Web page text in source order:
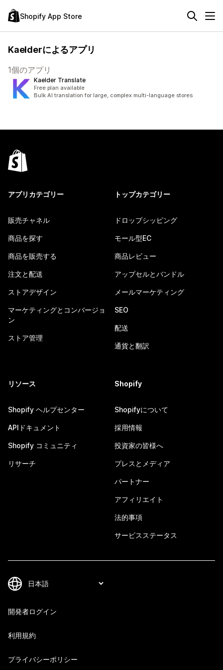
Shopify App Store
Kaelderによるアプリ
1個のアプリ
Kaelder Translate
Free plan available
Bulk AI translation for large, complex multi-language stores
アプリカテゴリー
販売チャネル
商品を探す
商品を販売する
注文と配送
ストアデザイン
マーケティングとコンバージョ
ン
ストア管理
トップカテゴリー
ドロップシッピング
モール型EC
商品レビュー
アップセルとバンドル
メールマーケティング
SEO
配送
通貨と翻訳
リソース
Shopify ヘルプセンター
APIドキュメント
Shopify コミュニティ
リサーチ
Shopify
Shopifyについて
採用情報
投資家の皆様へ
プレスとメディア
パートナー
アフィリエイト
法的事項
サービスステータス
開発者ログイン
利用規約
プライバシーポリシー